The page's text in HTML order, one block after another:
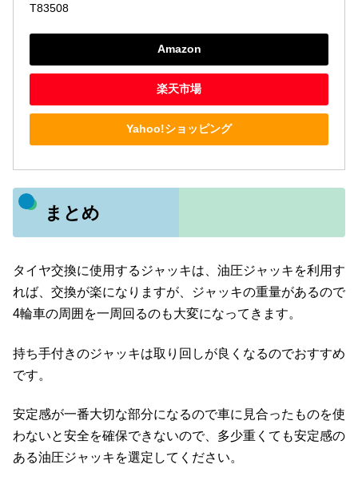
T83508
Amazon
楽天市場
Yahoo!ショッピング
まとめ
タイヤ交換に使用するジャッキは、油圧ジャッキを利用す
れば、交換が楽になりますが、ジャッキの重量があるので
4輪車の周囲を一周回るのも大変になってきます。
持ち手付きのジャッキは取り回しが良くなるのでおすすめ
です。
安定感が一番大切な部分になるので車に見合ったものを使
わないと安全を確保できないので、多少重くても安定感の
ある油圧ジャッキを選定してください。